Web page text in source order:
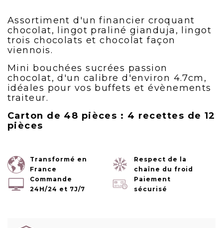
Assortiment d'un financier croquant
chocolat, lingot praliné gianduja, lingot
trois chocolats et chocolat façon
viennois.
Mini bouchées sucrées passion
chocolat, d'un calibre d'environ 4.7cm,
idéales pour vos buffets et évènements
traiteur.
Carton de 48 pièces : 4 recettes de 12
pièces
Transformé en
France
Respect de la
chaîne du froid
Commande
24H/24 et 7J/7
Paiement
sécurisé